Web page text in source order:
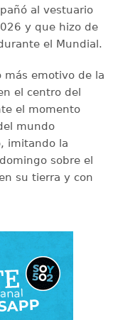
al vestuario
y que hizo de
el Mundial.
más emotivo de la
el centro del
el momento
mundo
imitando la
sobre el
su tierra y con